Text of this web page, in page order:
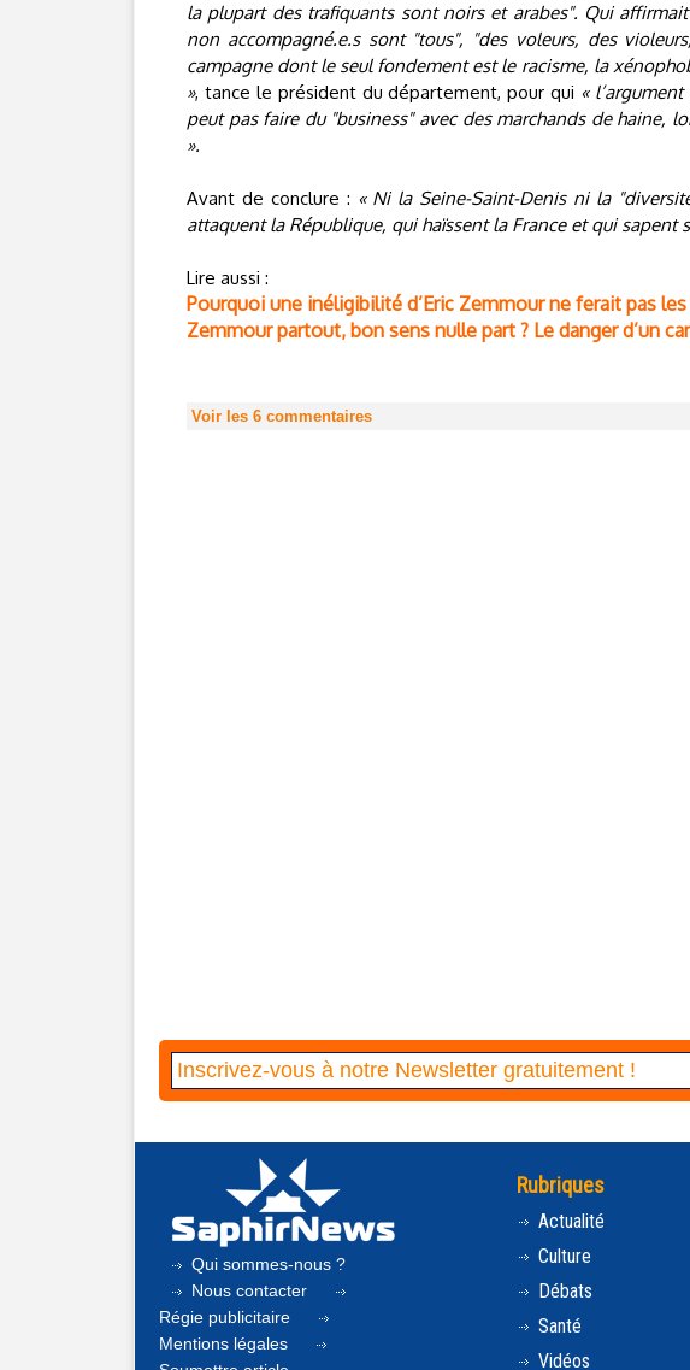
la plupart des trafiquants sont noirs et arabes". Qui
non accompagné.e.s sont "tous", "des voleurs, des
campagne dont le seul fondement est le racisme, la
», tance le président du département, pour qui «
peut pas faire du "business" avec des marchands de haine,
».
Avant de conclure : « Ni la Seine-Saint-Denis ni la
attaquent la République, qui haïssent la France et qui sapent
Lire aussi :
Pourquoi une inéligibilité d’Eric Zemmour ne ferait pas
Zemmour partout, bon sens nulle part ? Le danger d’un
Voir les 6 commentaires
Qui sommes-nous ?
Nous contacter
Régie publicitaire
Mentions légales
Rubriques
Actualité
Culture
Débats
Santé
Vidéos